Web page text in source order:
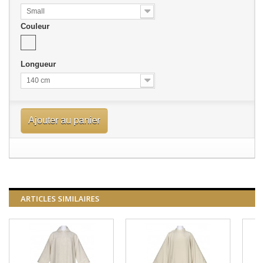
Small
Couleur
Longueur
140 cm
Ajouter au panier
ARTICLES SIMILAIRES